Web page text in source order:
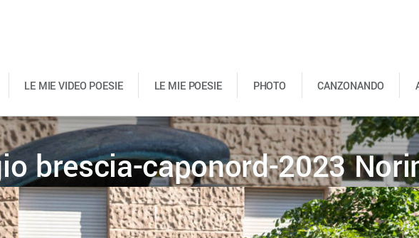
LE MIE VIDEO POESIE LE MIE POESIE PHOTO CANZONANDO
brescia-caponord-2023